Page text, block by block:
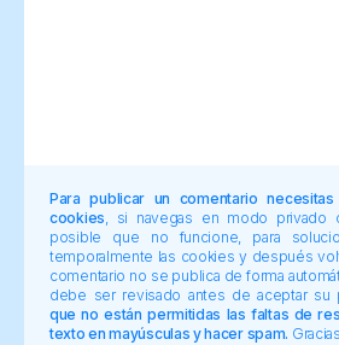
Para publicar un comentario
cookies , si navegas en modo
posible que no funcione, para
temporalmente las cookies y después
comentario no se publica de forma
debe ser revisado antes de aceptar su
que no están permitidas las faltas de
texto en mayúsculas y hacer spam. Gracias.